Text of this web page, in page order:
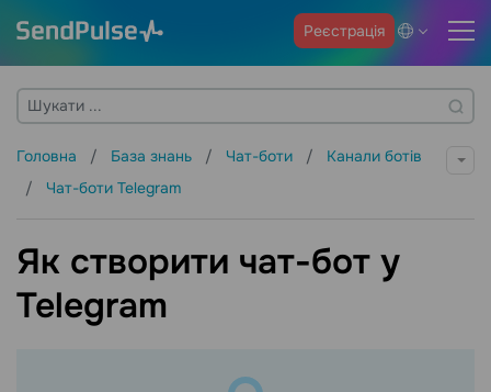
Реєстрація
Головна База знань Чат-боти
Канали ботів
Чат-боти Telegram
Як створити чат-бот у
Telegram